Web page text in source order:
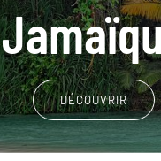
DÉCOUVRIR